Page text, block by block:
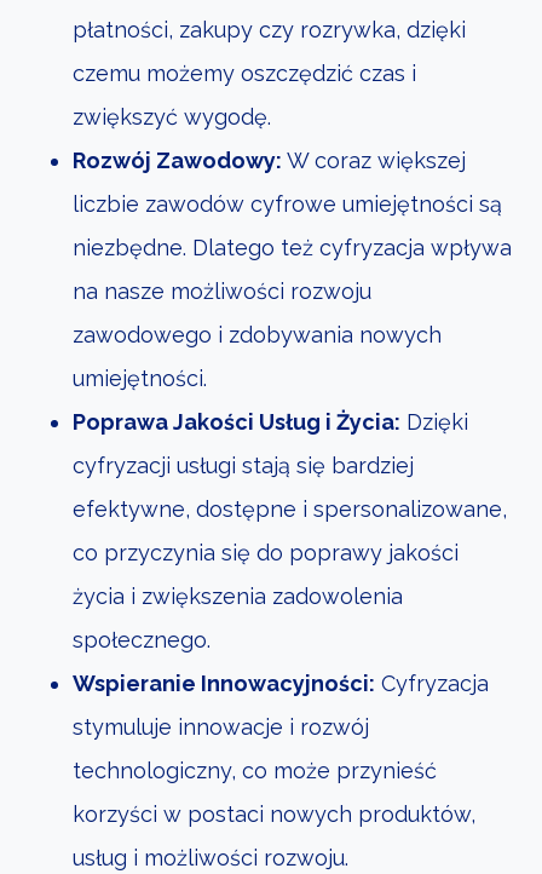
płatności, zakupy czy rozrywka, dzięki
czemu możemy oszczędzić czas i
zwiększyć wygodę.
Rozwój Zawodowy: W coraz większej
liczbie zawodów cyfrowe umiejętności są
niezbędne. Dlatego też cyfryzacja wpływa
na nasze możliwości rozwoju
zawodowego i zdobywania nowych
umiejętności.
Poprawa Jakości Usług i Życia: Dzięki
cyfryzacji usługi stają się bardziej
efektywne, dostępne i spersonalizowane,
co przyczynia się do poprawy jakości
życia i zwiększenia zadowolenia
społecznego.
Wspieranie Innowacyjności: Cyfryzacja
stymuluje innowacje i rozwój
technologiczny, co może przynieść
korzyści w postaci nowych produktów,
usług i możliwości rozwoju.